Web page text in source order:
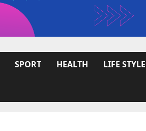
SPORT HEALTH LIFE STYLE